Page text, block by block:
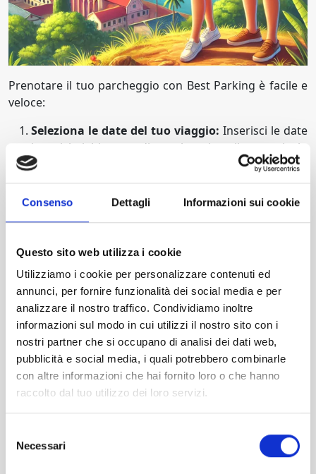
Consenso Dettagli Informazioni sui cookie
Questo sito web utilizza i cookie
Utilizziamo i cookie per personalizzare contenuti ed
annunci, per fornire funzionalità dei social media e per
analizzare il nostro traffico. Condividiamo inoltre
informazioni sul modo in cui utilizzi il nostro sito con i
nostri partner che si occupano di analisi dei dati web,
pubblicità e social media, i quali potrebbero combinarle
con altre informazioni che hai fornito loro o che hanno
raccolto dal tuo utilizzo dei loro servizi.
delNecessari
Prenotare il tuo parcheggio con Best Parking è facile e
veloce:
Seleziona le date del tuo viaggio: Inserisci le date
in cui hai bisogno di parcheggiare il tuo veicolo
all’Aeroporto di Firenze Amerigo Vespucci.
Scegli l’opzione di parcheggio:Consulta le varie
opzioni disponibili e scegli quella che meglio si
inserendo tutte le informazioni richieste e
Ricevi conferma:Riceverai immediatamente una
conferma via email con tutte le informazioni
necessarie per raggiungere il parcheggio.
Contattaci e prenota il tuo parcheggio ora!
Se hai domande o hai bisogno di assistenza durante la
prenotazione, non esitare a contattare il nostro servizio
Non perdere tempo e
prenota